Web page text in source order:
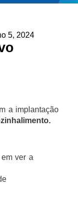
5, 2024
a implantação
ver a